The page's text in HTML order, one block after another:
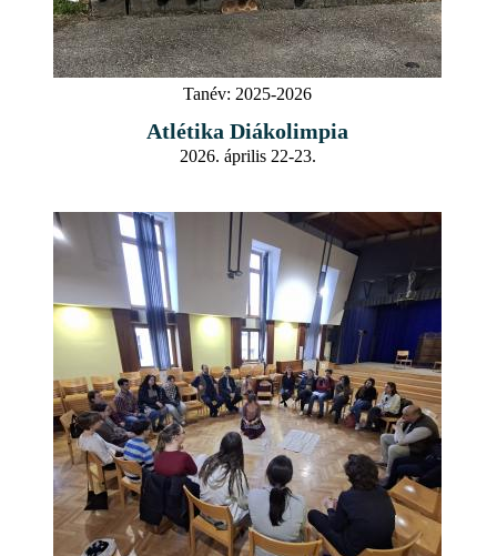
Tanév: 2025-2026
Atlétika Diákolimpia
2026. április 22-23.